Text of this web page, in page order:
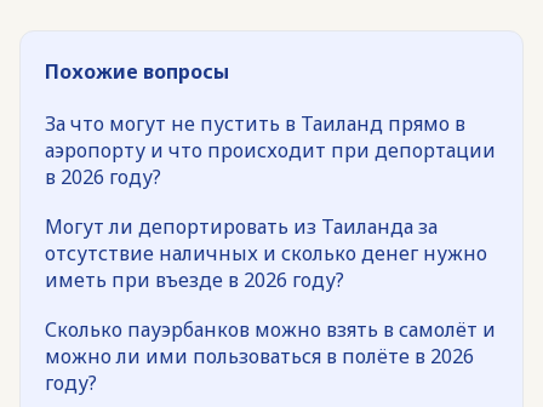
Похожие вопросы
За что могут не пустить в Таиланд прямо в
аэропорту и что происходит при депортации
в 2026 году?
Могут ли депортировать из Таиланда за
отсутствие наличных и сколько денег нужно
иметь при въезде в 2026 году?
Сколько пауэрбанков можно взять в самолёт и
можно ли ими пользоваться в полёте в 2026
году?